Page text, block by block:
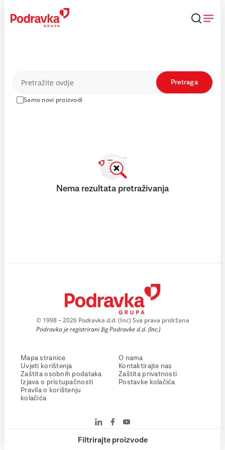
content
Proizvodi
Samo novi proizvodi
Pretraga
Filtrirajte proizvode
Nema rezultata pretraživanja
© 1998 – 2026 Podravka d.d. (Inc) Sva prava pridržana
Podravka je registrirani žig Podravke d.d. (Inc.)
Mapa stranice
Uvjeti korištenja
Zaštita osobnih podataka
Izjava o pristupačnosti
Pravila o korištenju
kolačića
O nama
Kontaktirajte nas
Zaštita privatnosti
Postavke kolačića